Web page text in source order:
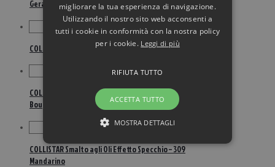
Geranio
COLLISTAR Smalto agli Oli Effetto Specchio – 307 Fucsia
COLLISTAR Smalto agli Oli Effetto Specchio – 308 Rosa
Bouganville
COLLISTAR Smalto agli Oli Effetto Specchio – 309
Mandarino
migliorare la tua esperienza di navigazione.
Utilizzando il nostro sito web acconsenti a
tutti i cookie in conformità con la nostra policy
per i cookie. Leggi di più
ACCETTA TUTTO
RIFIUTA TUTTO
MOSTRA DETTAGLI